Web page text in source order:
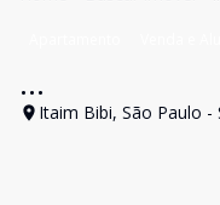
...
Itaim Bibi, São Paulo -